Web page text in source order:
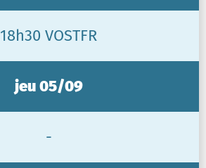
18h30 VOSTFR
jeu 05/09
-